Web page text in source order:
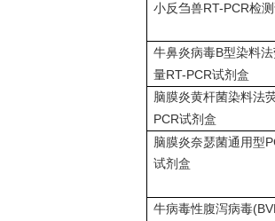
小反刍兽RT-PCR检
牛鼻炎病毒B型染料
量RT-PCR试剂盒
脑膜炎黄杆菌染料法
PCR试剂盒
脑膜炎奈瑟菌通用型
试剂盒
牛病毒性腹泻病毒